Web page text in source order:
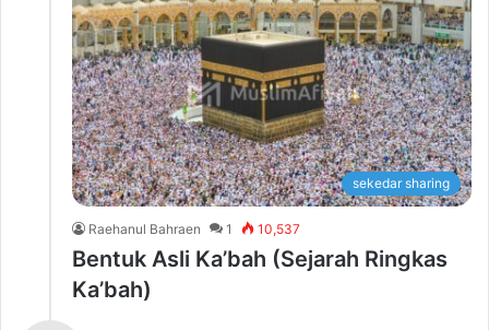
sekedar sharing
Raehanul Bahraen 1 10,537
Bentuk Asli Ka’bah (Sejarah Ringkas
Ka’bah)